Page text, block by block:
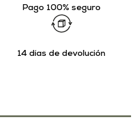
Pago 100% seguro
14 días de devolución